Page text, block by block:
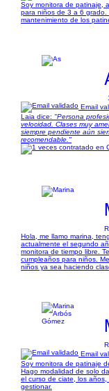
Soy monitora de patinaje,
para niños de 3 a 6 grado.
mantenimiento de los
Email
Laia dice: "Persona
velocidad. Clases muy
siempre pendiente aún
recomendable."
Hola, me llamo marina,
actualmente el segundo
monitora de tiempo libre.
cumpleaños para niños.
niños ya sea haciendo
Email
Soy monitora de patinaje
Hago modalidad de solo
el curso de ciate, los
gestionar.